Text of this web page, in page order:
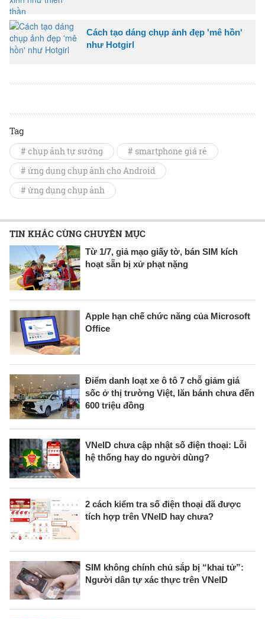
Cách tạo dáng chụp ảnh đẹp 'mê hồn'
như Hotgirl
Tag
# chụp ảnh tự sướng
# smartphone giá rẻ
# ứng dụng chụp ảnh cho Android
# ứng dụng chụp ảnh
TIN KHÁC CÙNG CHUYÊN MỤC
Từ 1/7, giả mạo giấy tờ, bán SIM kích
hoạt sẵn bị xử phạt nặng
Apple hạn chế chức năng của Microsoft
Office
Điểm danh loạt xe ô tô 7 chỗ giảm giá
sốc ở thị trường Việt, lăn bánh chưa đến
600 triệu đồng
VNeID chưa cập nhật số điện thoại: Lỗi
hệ thống hay do người dùng?
2 cách kiểm tra số điện thoại đã được
tích hợp trên VNeID hay chưa?
SIM không chính chủ sắp bị “khai tử”:
Người dân tự xác thực trên VNeID